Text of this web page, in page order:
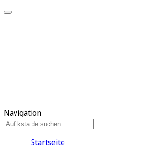
Navigation
Startseite